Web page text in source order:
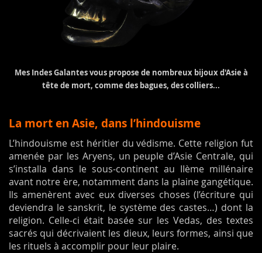
Mes Indes Galantes vous propose de nombreux bijoux d'Asie à
tête de mort, comme des bagues, des colliers...
La mort en Asie, dans l’hindouisme
L’hindouisme est héritier du védisme. Cette religion fut
amenée par les Aryens, un peuple d’Asie Centrale, qui
s’installa dans le sous-continent au IIème millénaire
avant notre ère, notamment dans la plaine gangétique.
Ils amenèrent avec eux diverses choses (l’écriture qui
deviendra le sanskrit, le système des castes…) dont la
religion. Celle-ci était basée sur les Vedas, des textes
sacrés qui décrivaient les dieux, leurs formes, ainsi que
les rituels à accomplir pour leur plaire.